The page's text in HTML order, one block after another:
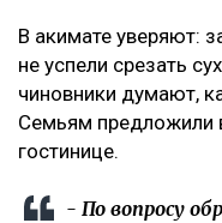
В акимате уверяют:
не успели срезать
чиновники думают,
Семьям предложили
гостинице.
- По вопросу